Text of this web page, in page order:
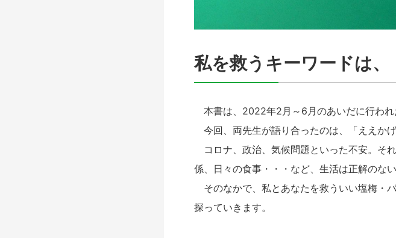
私を救うキーワードは、
本書は、2022年2月～6月のあいだに行われ
今回、両先生が語り合ったのは、「ええかげ
コロナ、政治、気候問題といった不安。そ
係、日々の食事・・・など、生活は正解のな
そのなかで、私とあなたを救ういい塩梅・
探っていきます。